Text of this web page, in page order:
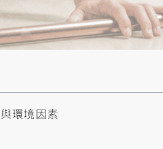
環境因素